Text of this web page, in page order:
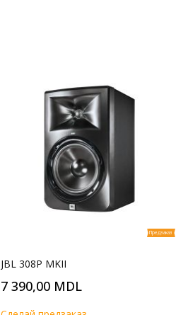
Предзаказ
JBL 308P MKII
7 390,00 MDL